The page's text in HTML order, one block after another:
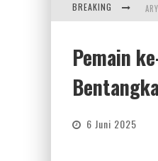
BREAKING
Pemain
6 Juni 2025